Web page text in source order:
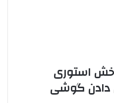
استوری
دادن گوشی